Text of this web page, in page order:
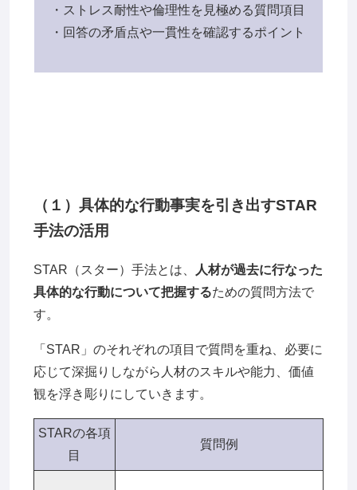
・ストレス耐性や倫理性を見極める質問項目
・回答の矛盾点や一貫性を確認するポイント
（１）具体的な行動事実を引き出すSTAR
手法の活用
STAR（スター）手法とは、
人材が過去に行なった
具体的な行動について把握するための質問方法で
す。
「STAR」のそれぞれの項目で質問を重ね、必要に
応じて深掘りしながら人材のスキルや能力、価値
観を浮き彫りにしていきます。
STARの各項
目
質問例